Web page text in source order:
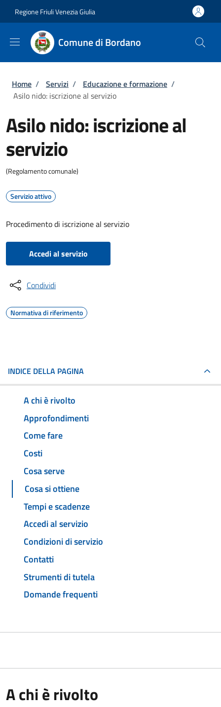
Regione Friuli Venezia Giulia
Comune di Bordano
Briciole di pane
Home / Servizi / Educazione e formazione /
Asilo nido: iscrizione al servizio
Asilo nido: iscrizione al
servizio
(Regolamento comunale)
Servizio attivo
Procedimento di iscrizione al servizio
Accedi al servizio
Condividi
Normativa di riferimento
INDICE DELLA PAGINA
A chi è rivolto
Approfondimenti
Come fare
Costi
Cosa serve
Cosa si ottiene
Tempi e scadenze
Accedi al servizio
Condizioni di servizio
Contatti
Strumenti di tutela
Domande frequenti
A chi è rivolto